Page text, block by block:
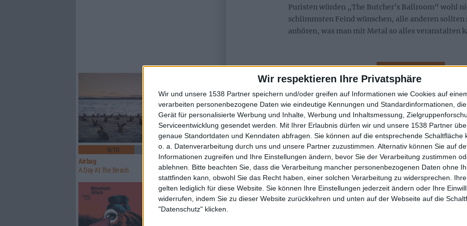
Wir respektieren Ihre Privatsphäre
Wir und unsere 1538 Partner speichern und/oder greifen auf Informationen wie Cookies auf
verarbeiten personenbezogene Daten wie eindeutige Kennungen und Standardinformationen,
Gerät für personalisierte Werbung und Inhalte, Werbung und Inhaltsmessung,
Serviceentwicklung gesendet werden.
Mit Ihrer Erlaubnis dürfen wir und unsere 1538 Partner
genaue Standortdaten und Kenndaten abfragen. Sie können auf die entsprechende Schaltfläche
o. a. Datenverarbeitung durch uns und unsere Partner zuzustimmen. Alternativ können Sie auf
Informationen zugreifen und Ihre Einstellungen ändern, bevor Sie der Verarbeitung zustimmen
ablehnen.
Bitte beachten Sie, dass die Verarbeitung mancher personenbezogenen Daten ohne
stattfinden kann, obwohl Sie das Recht haben, einer solchen Verarbeitung zu widersprechen.
gelten lediglich für diese Website. Sie können Ihre Einstellungen jederzeit ändern oder Ihre
widerrufen, indem Sie zu dieser Website zurückkehren und unten auf der Webseite auf die
"Datenschutz" klicken.
Puristen würden „The Butcher’s Ballroom“ wohl
schlimmsten Feind wünschen, alle anderen sollten
anhören, was man mit Metal so alles veranstalten
Zur Startseite
Newsletter abonnieren
8/10
Airbag
A Day At The Beach
4
6/10
Orgöne
Mos/Fet